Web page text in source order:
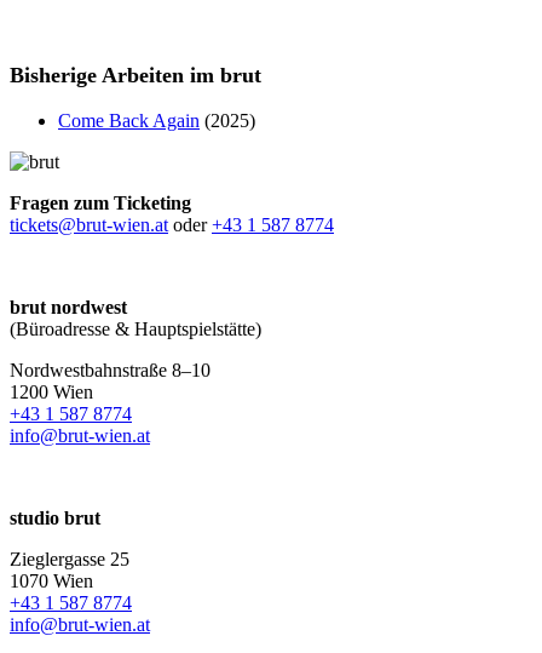
Bisherige Arbeiten im brut
Come Back Again (2025)
Fragen zum Ticketing
tickets@brut-wien.at oder+43 1 587 8774
brut nordwest
(Büroadresse & Hauptspielstätte)
Nordwestbahnstraße 8–10
1200 Wien
+43 1 587 8774
info@brut-wien.at
studio brut
Zieglergasse 25
1070 Wien
+43 1 587 8774
info@brut-wien.at